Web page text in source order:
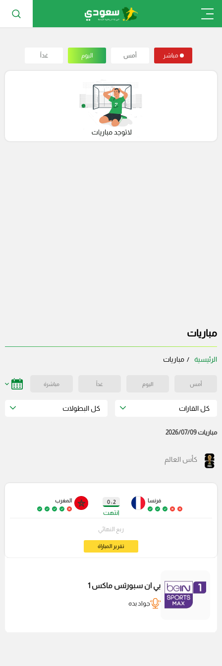
مباشر أمس اليوم غداً
مباريات
الرئيسية مباريات
أمس اليوم غداً مباشرة
كل القارات كل البطولات
مباريات 2026/07/09
كأس العالم
فرنسا 2 : 0
انتهت
المغرب
ربع النهائي
تقرير المباراة
بي ان سبورتس ماكس 1
جواد بده